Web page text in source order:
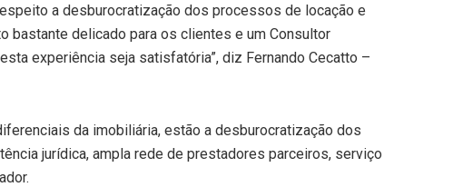
a desburocratização dos processos de locação e
bastante delicado para os clientes e um Consultor
experiência seja satisfatória”, diz Fernando Cecatto –
da imobiliária, estão a desburocratização dos
jurídica, ampla rede de prestadores parceiros, serviço